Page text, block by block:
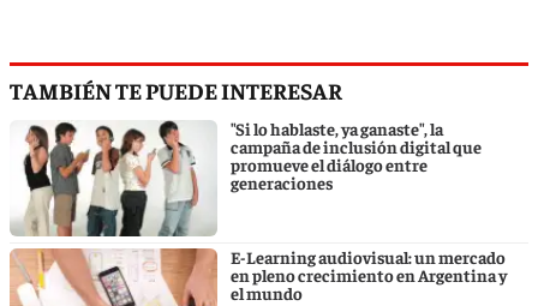
TAMBIÉN TE PUEDE INTERESAR
"Si lo hablaste, ya ganaste", la
campaña de inclusión digital que
promueve el diálogo entre
generaciones
E-Learning audiovisual: un mercado
en pleno crecimiento en Argentina y
el mundo